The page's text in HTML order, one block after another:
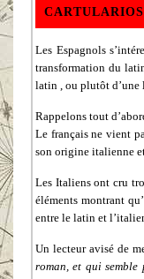
Les Espagnols
transformation du
latin , ou plutôt d’une
Rappelons tout
Le français ne vient
son origine italienne
Les Italiens ont cru
éléments montrant
entre le latin et
Un lecteur avisé de
roman, et qui